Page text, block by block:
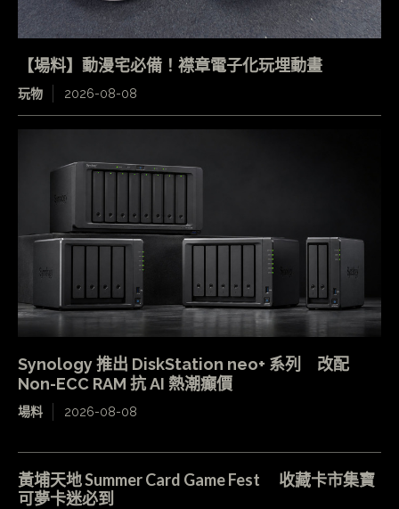
【場料】動漫宅必備！襟章電子化玩埋動畫
玩物 2026-08-08
Synology 推出 DiskStation neo+ 系列 改配
Non-ECC RAM 抗 AI 熱潮癲價
場料 2026-08-08
黃埔天地 Summer Card Game Fest 收藏卡市集寶
可夢卡迷必到